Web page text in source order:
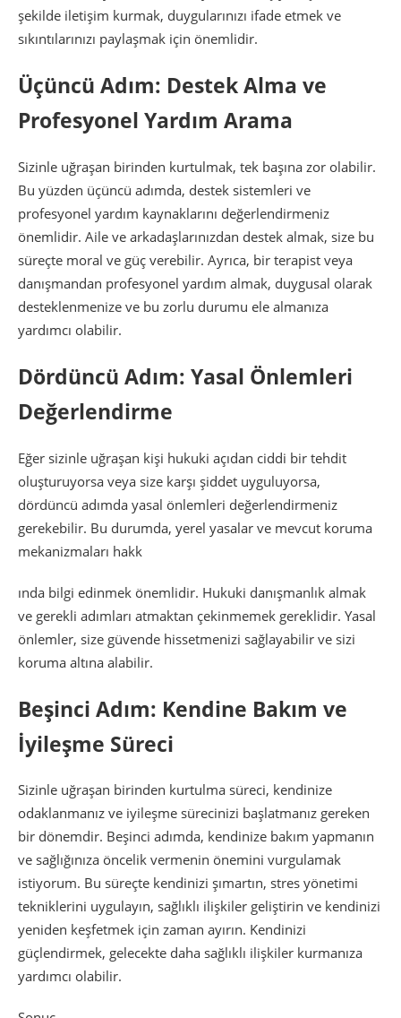
şekilde iletişim kurmak, duygularınızı ifade etmek ve
sıkıntılarınızı paylaşmak için önemlidir.
Üçüncü Adım: Destek Alma ve
Profesyonel Yardım Arama
Sizinle uğraşan birinden kurtulmak, tek başına zor olabilir.
Bu yüzden üçüncü adımda, destek sistemleri ve
profesyonel yardım kaynaklarını değerlendirmeniz
önemlidir. Aile ve arkadaşlarınızdan destek almak, size bu
süreçte moral ve güç verebilir. Ayrıca, bir terapist veya
danışmandan profesyonel yardım almak, duygusal olarak
desteklenmenize ve bu zorlu durumu ele almanıza
yardımcı olabilir.
Dördüncü Adım: Yasal Önlemleri
Değerlendirme
Eğer sizinle uğraşan kişi hukuki açıdan ciddi bir tehdit
oluşturuyorsa veya size karşı şiddet uyguluyorsa,
dördüncü adımda yasal önlemleri değerlendirmeniz
gerekebilir. Bu durumda, yerel yasalar ve mevcut koruma
mekanizmaları hakk
ında bilgi edinmek önemlidir. Hukuki danışmanlık almak
ve gerekli adımları atmaktan çekinmemek gereklidir. Yasal
önlemler, size güvende hissetmenizi sağlayabilir ve sizi
koruma altına alabilir.
Beşinci Adım: Kendine Bakım ve
İyileşme Süreci
Sizinle uğraşan birinden kurtulma süreci, kendinize
odaklanmanız ve iyileşme sürecinizi başlatmanız gereken
bir dönemdir. Beşinci adımda, kendinize bakım yapmanın
ve sağlığınıza öncelik vermenin önemini vurgulamak
istiyorum. Bu süreçte kendinizi şımartın, stres yönetimi
tekniklerini uygulayın, sağlıklı ilişkiler geliştirin ve kendinizi
yeniden keşfetmek için zaman ayırın. Kendinizi
güçlendirmek, gelecekte daha sağlıklı ilişkiler kurmanıza
yardımcı olabilir.